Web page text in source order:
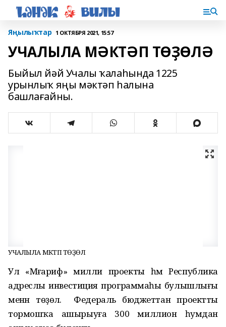
Яңылыҡтар 1 ОКТЯБРЯ 2021, 15:57
УЧАЛЫЛА МӘКТӘП ТӨҘӨЛӘ
Быйыл йәй Учалы ҡалаһында 1225
урынлыҡ яңы мәктәп һалына
башлағайны.
УЧАЛЫЛА МӘКТӘП ТӨҘӨЛӘ
Ул «Мәғариф» милли проекты һәм Республика
адреслы инвестиция программаһы булышлығы
менән төҙөлә. Федераль бюджеттан проектты
тормошҡа ашырыуға 300 миллион һумдан